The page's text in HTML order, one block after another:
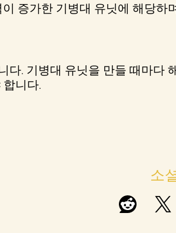
증가한 기병대 유닛에 해당하
다. 기병대 유닛을 만들 때마다
니다.
소